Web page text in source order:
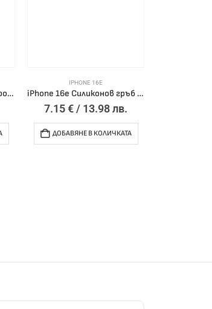
iPhone 16e 3D Стъклен протектор за задна камера /черен/
IPHONE 16E
iPhone 16e Силиконов гръб Plaid CARBON /черен/
7.15€/ 13.98 лв.
ДОБАВЯНЕ В КОЛИЧКАТА